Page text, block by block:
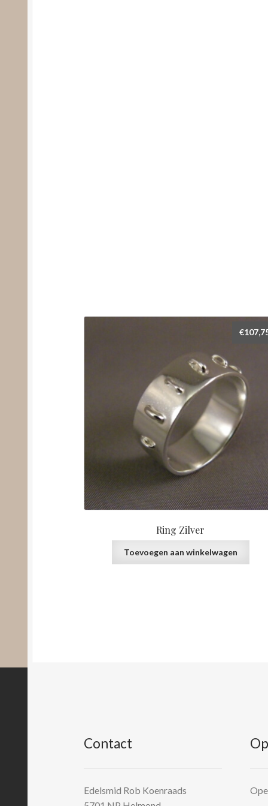
Ring Zilver
€
Toevoegen aan winkelwagen
Contact
Edelsmid Rob Koenraads